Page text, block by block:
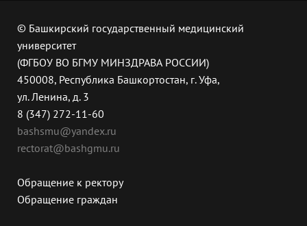
© Башкирский государственный медицинский
университет
(ФГБОУ ВО БГМУ МИНЗДРАВА РОССИИ)
450008, Республика Башкортостан, г. Уфа,
ул. Ленина, д. 3
8 (347) 272-11-60
bashsmu@yandex.ru
rectorat@bashgmu.ru
Обращение к ректору
Обращение граждан